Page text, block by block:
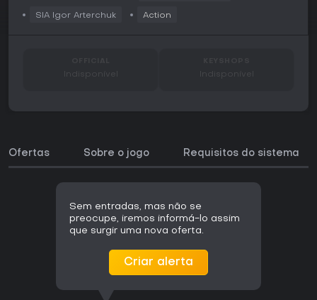
SIA Igor Arterchuk Action
Indisponível Indisponível
Ofertas Sobre o jogo Requisitos do sistema
Sem entradas, mas não se
preocupe, iremos informá-lo assim
que surgir uma nova oferta.
Criar alerta